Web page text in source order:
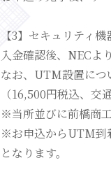
【3】セキュリティ
入金確認後、NECよ
なお、UTM設置につ
（16,500円税込、交
※当所並びに前橋商
※お申込からUTM到
となります。